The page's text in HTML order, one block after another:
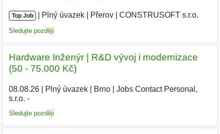
Top Job Plný úvazek Přerov CONSTRUSOFT s.r.o.
Sledujte později
Hardware Inženýr | R&D vývoj i modernizace
(50 - 75.000 Kč)
08.08.26| Plný úvazek| Brno|
Jobs Contact Personal,
s.r.o. -
Sledujte později